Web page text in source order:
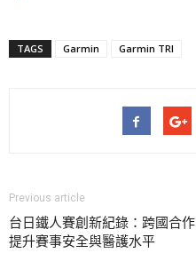
TAGS Garmin Garmin TRI
Previous article
台日鐵人賽創新紀錄：跨國合作
提升賽事安全與醫護水平